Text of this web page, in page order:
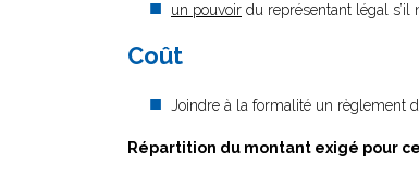
un pouvoir du représentant légal s’il
Coût
Joindre à la formalité un règlement
Répartition du montant exigé pour